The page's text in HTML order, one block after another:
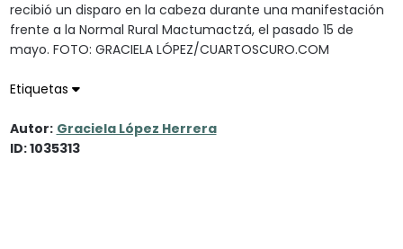
recibió un disparo en la cabeza durante una manifestación
frente a la Normal Rural Mactumactzá, el pasado 15 de
mayo. FOTO: GRACIELA LÓPEZ/CUARTOSCURO.COM
Etiquetas
Autor: Graciela López Herrera
ID: 1035313